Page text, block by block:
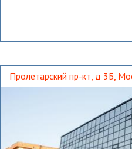
Пролетарский пр-кт, д 3Б,